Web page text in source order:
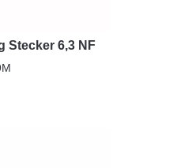
Stecker 6,3 NF